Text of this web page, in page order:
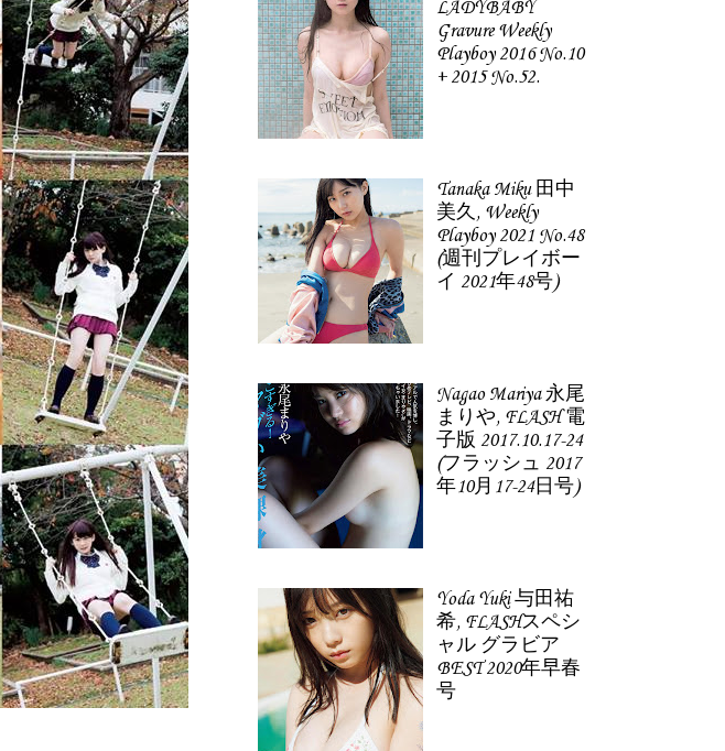
LADYBABY
Gravure Weekly
Playboy 2016 No.10
+ 2015 No.52.
Tanaka Miku 田中
美久, Weekly
Playboy 2021 No.48
(週刊プレイボー
イ 2021年48号)
Nagao Mariya 永尾
まりや, FLASH 電
子版 2017.10.17-24
(フラッシュ 2017
年10月17-24日号)
Yoda Yuki 与田祐
希, FLASHスペシ
ャル グラビア
BEST 2020年早春
号